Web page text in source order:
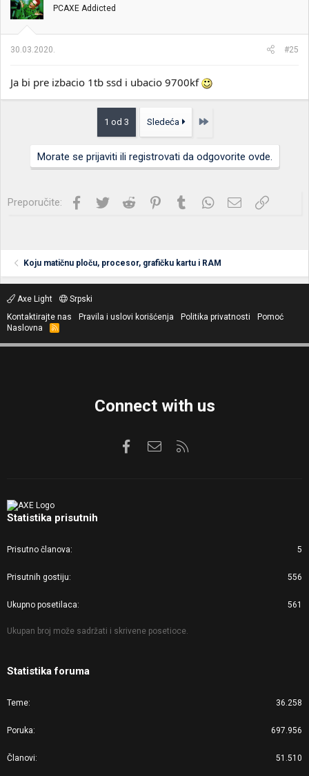
PCAXE Addicted
30.03.2020. #25
Ja bi pre izbacio 1tb ssd i ubacio 9700kf
1 od 3 Sledeća Poslednja
Morate se prijaviti ili registrovati da odgovorite ovde.
Preporučite: Facebook
Twitter Reddit PinterestTumblrWhatsApp
Imejl Link
Koju matičnu ploču, procesor, grafičku kartu i RAM
Axe Light
Srpski
Kontaktirajte nas
Pravila i uslovi korišćenja Politika privatnosti
Pomoć
Naslovna
R
S
Connect with us
FacebookKontaktirajte nas
Statistika prisutnih
Prisutno članova 5
Prisutnih gostiju 556
Ukupno posetilaca 561
Ukupan broj može sadržati i skrivene posetioce.
Statistika foruma
Teme 36.258
Poruka 697.956
Članovi 51.510